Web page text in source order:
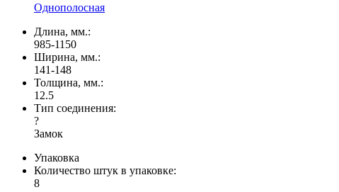
Однополосная
Длина, мм.:
985-1150
Ширина, мм.:
141-148
Толщина, мм.:
12.5
Тип соединения:
?
Замок
Упаковка
Количество штук в упаковке:
8